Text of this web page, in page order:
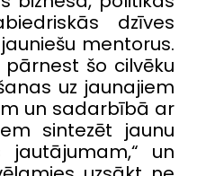
dzīves
mentorus.
šo cilvēku
uz jaunajiem
un sadarbībā ar
sintezēt jaunu
jautājumam,“ un